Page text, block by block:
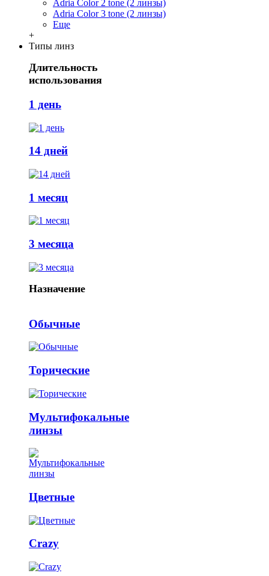
Adria Сolor 2 tone (2 линзы)
Adria Сolor 3 tone (2 линзы)
Еще
+
Типы линз
Длительность
использования
1 день
14 дней
1 месяц
3 месяца
Назначение
Обычные
Торические
Мультифокальные
линзы
Цветные
Crazy